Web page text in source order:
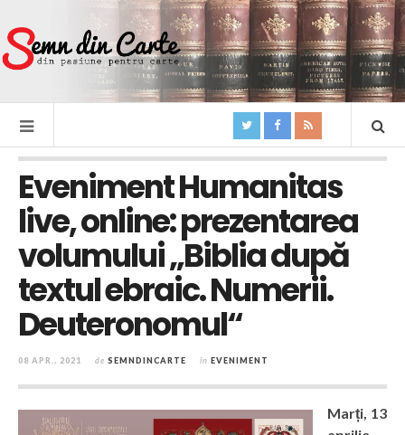
Eveniment Humanitas
live, online: prezentarea
volumului „Biblia după
textul ebraic. Numerii.
Deuteronomul“
08 APR., 2021 de SEMNDINCARTE în EVENIMENT
Marți, 13